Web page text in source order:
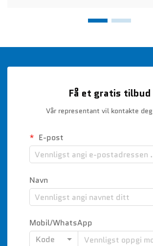
Få et gratis tilbud
Vår representant vil kontakte
E-post
Navn
Mobil/WhatsApp
Kode